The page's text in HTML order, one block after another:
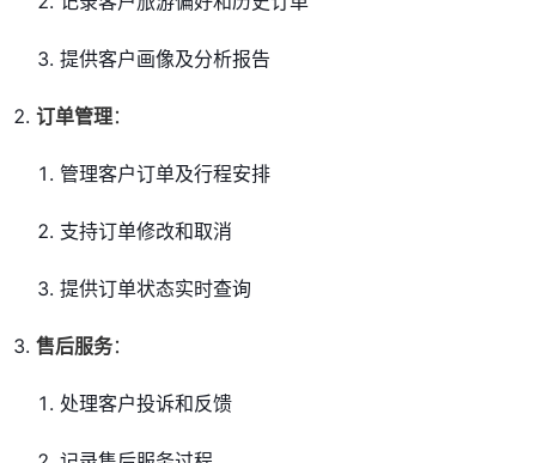
提供客户画像及分析报告
订单管理：
管理客户订单及行程安排
支持订单修改和取消
提供订单状态实时查询
售后服务：
处理客户投诉和反馈